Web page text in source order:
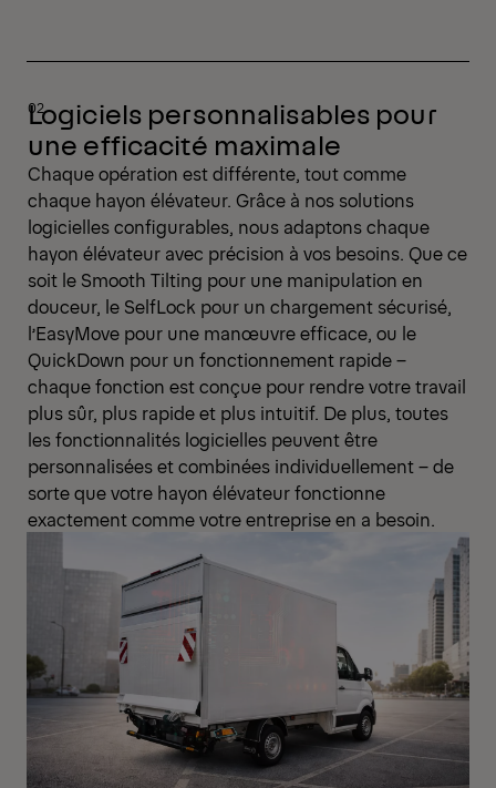
Logiciels personnalisables pour
une efficacité maximale
Chaque opération est différente, tout comme
chaque hayon élévateur. Grâce à nos solutions
logicielles configurables, nous adaptons chaque
hayon élévateur avec précision à vos besoins. Que ce
soit le Smooth Tilting pour une manipulation en
douceur, le SelfLock pour un chargement sécurisé,
l’EasyMove pour une manœuvre efficace, ou le
QuickDown pour un fonctionnement rapide –
chaque fonction est conçue pour rendre votre travail
plus sûr, plus rapide et plus intuitif. De plus, toutes
les fonctionnalités logicielles peuvent être
personnalisées et combinées individuellement – de
sorte que votre hayon élévateur fonctionne
exactement comme votre entreprise en a besoin.